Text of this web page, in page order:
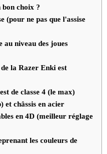
bon choix ?
(pour ne pas que l'assise
au niveau des joues
la Razer Enki est
de classe 4 (le max)
et châssis en acier
en 4D (meilleur réglage
les couleurs de